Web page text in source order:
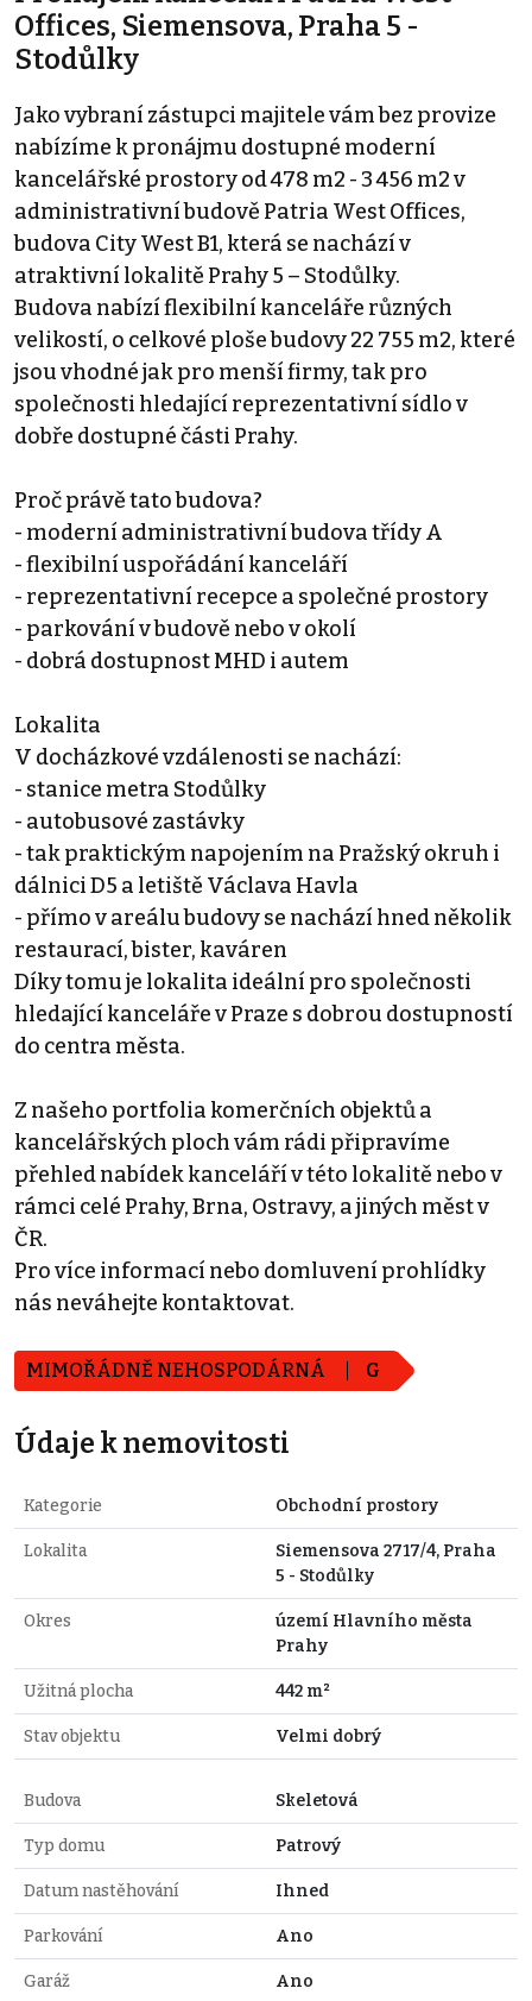
Offices, Siemensova, Praha 5 -
Stodůlky
Jako vybraní zástupci majitele vám bez provize
nabízíme k pronájmu dostupné moderní
kancelářské prostory od 478 m2 - 3 456 m2 v
administrativní budově Patria West Offices,
budova City West B1, která se nachází v
atraktivní lokalitě Prahy 5 – Stodůlky.
Budova nabízí flexibilní kanceláře různých
velikostí, o celkové ploše budovy 22 755 m2, které
jsou vhodné jak pro menší firmy, tak pro
společnosti hledající reprezentativní sídlo v
dobře dostupné části Prahy.
Proč právě tato budova?
- moderní administrativní budova třídy A
- flexibilní uspořádání kanceláří
- reprezentativní recepce a společné prostory
- parkování v budově nebo v okolí
- dobrá dostupnost MHD i autem
Lokalita
V docházkové vzdálenosti se nachází:
- stanice metra Stodůlky
- autobusové zastávky
- tak praktickým napojením na Pražský okruh i
dálnici D5 a letiště Václava Havla
- přímo v areálu budovy se nachází hned několik
restaurací, bister, kaváren
Díky tomu je lokalita ideální pro společnosti
hledající kanceláře v Praze s dobrou dostupností
do centra města.
Z našeho portfolia komerčních objektů a
kancelářských ploch vám rádi připravíme
přehled nabídek kanceláří v této lokalitě nebo v
rámci celé Prahy, Brna, Ostravy, a jiných měst v
ČR.
Pro více informací nebo domluvení prohlídky
nás neváhejte kontaktovat.
MIMOŘÁDNĚ NEHOSPODÁRNÁ G
Údaje k nemovitosti
Kategorie Obchodní prostory
Lokalita
Siemensova 2717/4, Praha
5 - Stodůlky
Okres
území Hlavního města
Prahy
Užitná plocha 442 m²
Stav objektu Velmi dobrý
Budova Skeletová
Typ domu Patrový
Datum nastěhování Ihned
Parkování Ano
Garáž Ano